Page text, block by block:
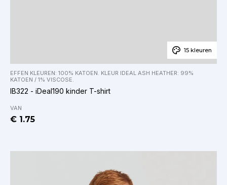
15 kleuren
EFFEN KLEUREN: 100% KATOEN. KLEUR IDEAL ASH HEATHER: 99%
KATOEN / 1% VISCOSE.
IB322 - iDeal190 kinder T-shirt
VAN
€ 1.75